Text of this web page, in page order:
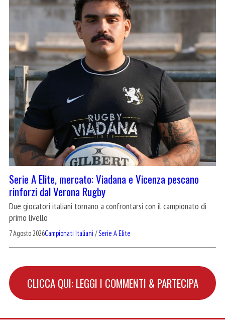
Serie A Elite, mercato: Viadana e Vicenza pescano
rinforzi dal Verona Rugby
Due giocatori italiani tornano a confrontarsi con il campionato di
primo livello
7 Agosto 2026Campionati Italiani /Serie A Elite
CLICCA QUI: LEGGI I COMMENTI & PARTECIPA